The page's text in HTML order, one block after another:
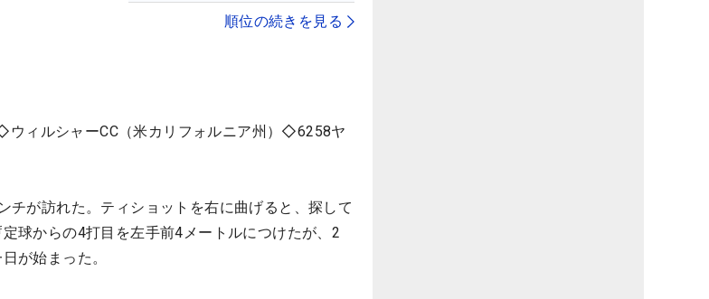
順位の続きを見る
ィルシャーCC（米カリフォルニア州）◇6258ヤ
チが訪れた。ティショットを右に曲げると、探して
球からの4打目を左手前4メートルにつけたが、2
が始まった。